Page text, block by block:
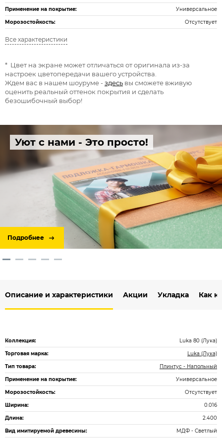
Применение на покрытие:
Универсальное
Морозостойкость:
Отсутствует
Все характеристики
* Цвет на экране может отличаться от оригинала из-за
настроек цветопередачи вашего устройства.
Ждем вас в нашем шоуруме -здесь вы сможете вживую
оценить реальный оттенок покрытия и сделать
безошибочный выбор!
Уют с нами - Это просто!
Подробнее
Описание и характеристики Акции Укладка Как
Коллекция:
Luka 80 (Лука)
Торговая марка:
Luka (Лука)
Тип товара:
Плинтус - Напольный
Применение на покрытие:
Универсальное
Морозостойкость:
Отсутствует
Ширина:
0.016
Длина:
2.400
Вид имитируемой древесины:
МДФ - Светлый